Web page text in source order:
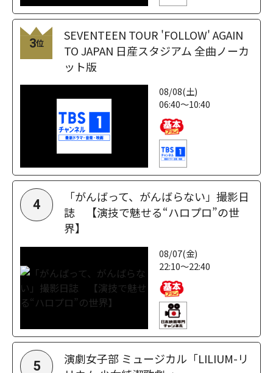
3位
SEVENTEEN TOUR 'FOLLOW' AGAIN
TO JAPAN 日産スタジアム 全曲ノーカ
ット版
08/08(土)
06:40～10:40
4
「がんばって、がんばらない」撮影日
誌 【演技で魅せる“ハロプロ”の世
界】
08/07(金)
22:10～22:40
5
演劇女子部 ミュージカル「LILIUM-リ